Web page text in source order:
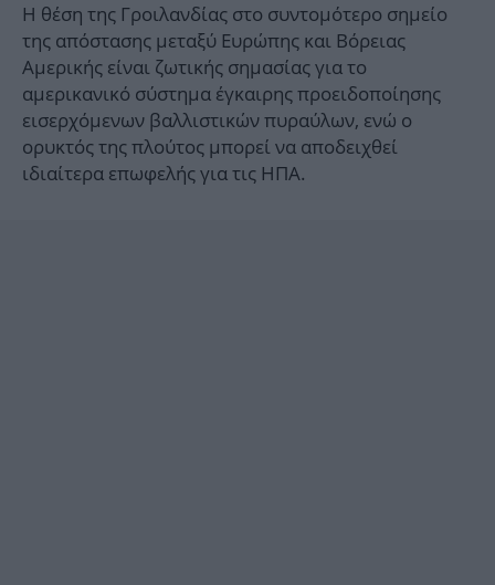
Η θέση της Γροιλανδίας στο συντομότερο σημείο
της απόστασης μεταξύ Ευρώπης και Βόρειας
Αμερικής είναι ζωτικής σημασίας για το
αμερικανικό σύστημα έγκαιρης προειδοποίησης
εισερχόμενων βαλλιστικών πυραύλων, ενώ ο
ορυκτός της πλούτος μπορεί να αποδειχθεί
ιδιαίτερα επωφελής για τις ΗΠΑ.